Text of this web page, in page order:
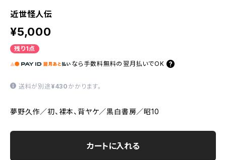
近世怪人伝
¥5,000
残り1点
なら 手数料無料の 翌月払いでOK
送料が別途 ¥430 かかります。
夢野久作／初、裸本、背ヤケ／黒白書房／昭10
カートに入れる